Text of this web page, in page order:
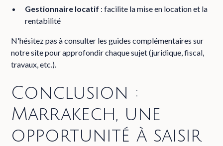
Gestionnaire locatif : facilite la mise en location et la
rentabilité
N'hésitez pas à consulter les guides complémentaires sur
notre site pour approfondir chaque sujet (juridique, fiscal,
travaux, etc.).
Conclusion :
Marrakech, une
opportunité à saisir